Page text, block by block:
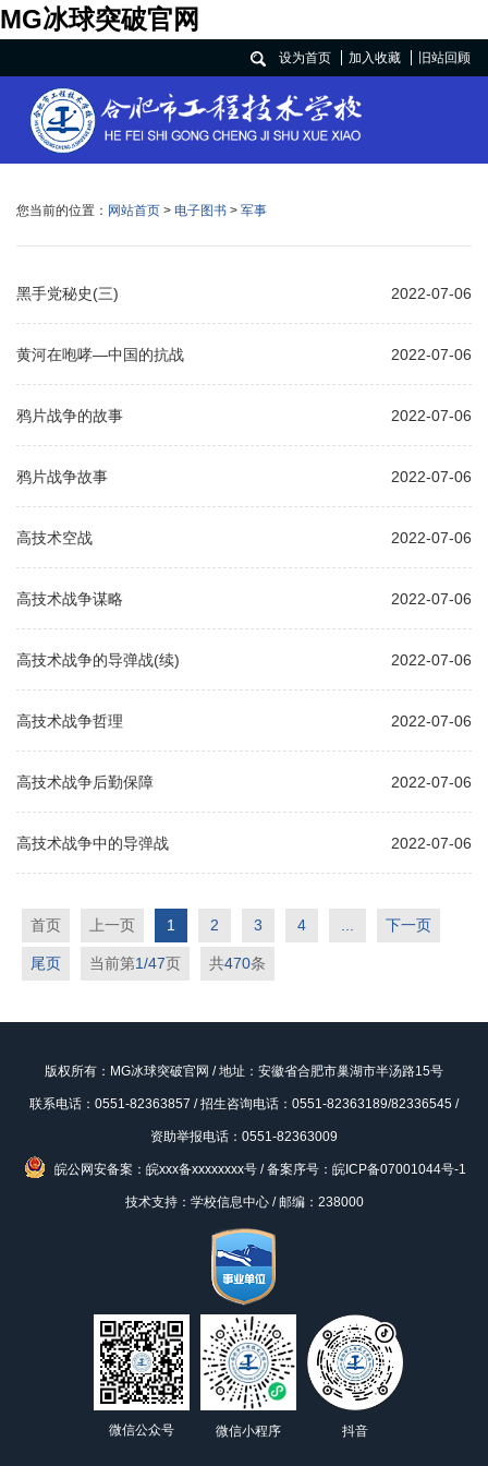
MG冰球突破官网
设为首页 加入收藏 旧站回顾
您当前的位置： 网站首页 > 电子图书 > 军事
黑手党秘史(三) 2022-07-06
黄河在咆哮—中国的抗战 2022-07-06
鸦片战争的故事 2022-07-06
鸦片战争故事 2022-07-06
高技术空战 2022-07-06
高技术战争谋略 2022-07-06
高技术战争的导弹战(续) 2022-07-06
高技术战争哲理 2022-07-06
高技术战争后勤保障 2022-07-06
高技术战争中的导弹战 2022-07-06
首页 上一页 1 2 3 4 下一页
尾页 当前第1/47页 共470条
版权所有：MG冰球突破官网 / 地址：安徽省合肥市巢湖市半汤路15号
联系电话：0551-82363857 / 招生咨询电话：0551-82363189/82336545 /
资助举报电话：0551-82363009
皖公网安备案：皖xxx备xxxxxxxx号/备案序号：皖ICP备07001044号-1
技术支持：学校信息中心 / 邮编：238000
微信公众号 微信小程序 抖音